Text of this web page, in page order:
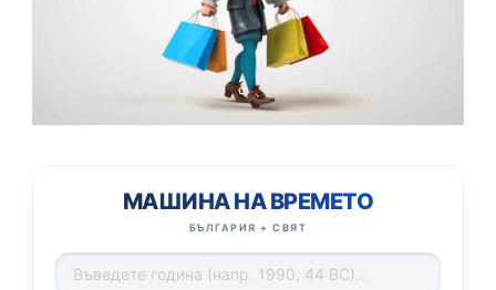
МАШИНА НА ВРЕМЕТО
БЪЛГАРИЯ + СВЯТ